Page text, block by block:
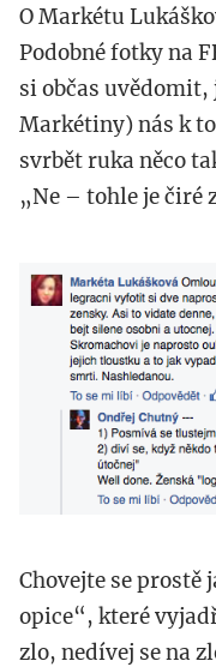
O Markétu
Podobné fotky na
si občas
Markétiny) nás k
svrbět ruka něco
„Ne – tohle je čiré
02-
Chovejte se
opice“, které
zlo, nedívej se na